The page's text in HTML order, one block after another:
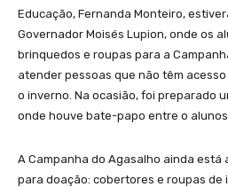
Educação, Fernanda Monteiro,
Governador Moisés Lupion, onde os
brinquedos e roupas para a
atender pessoas que não têm
o inverno. Na ocasião, foi preparado
onde houve bate-papo entre o
A Campanha do Agasalho ainda está
para doação: cobertores e roupas de